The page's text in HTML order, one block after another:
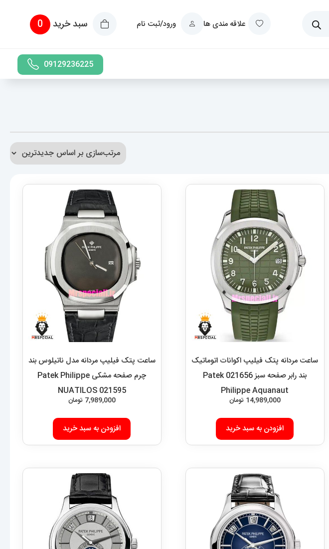
علاقه مندی ها ورود/ثبت نام سبد خرید 0
09129236225
ساعت مردانه پتک فیلیپ اکوانات اتوماتیک
بند رابر صفحه سبز 021656 Patek
Philippe Aquanaut
14,989,000 تومان
افزودن به سبد خرید
ساعت پتک فیلیپ مردانه مدل ناتیلوس بند
چرم صفحه مشکی Patek Philippe
NUATILOS 021595
7,989,000 تومان
افزودن به سبد خرید